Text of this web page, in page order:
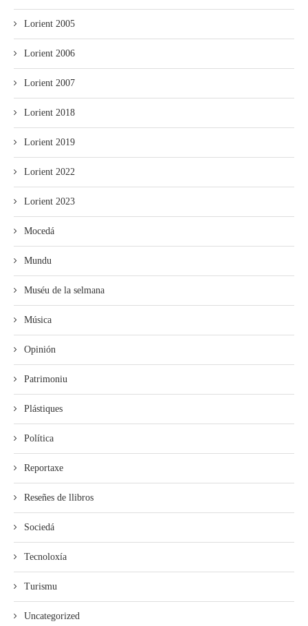
Lorient 2005
Lorient 2006
Lorient 2007
Lorient 2018
Lorient 2019
Lorient 2022
Lorient 2023
Mocedá
Mundu
Muséu de la selmana
Música
Opinión
Patrimoniu
Plástiques
Política
Reportaxe
Reseñes de llibros
Sociedá
Tecnoloxía
Turismu
Uncategorized